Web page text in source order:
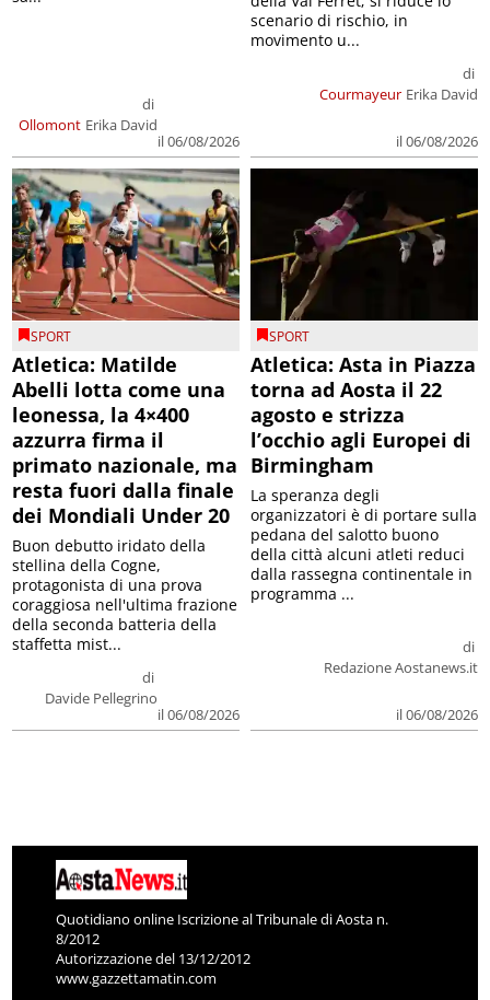
Ollomont
di
Erika David
il 06/08/2026
Courmayeur
di
Erika David
il 06/08/2026
scenario di rischio, in
movimento u...
SPORT
Atletica: Matilde
Abelli lotta come una
leonessa, la 4×400
azzurra firma il
primato nazionale, ma
resta fuori dalla finale
dei Mondiali Under 20
di
Davide Pellegrino
il 06/08/2026
Buon debutto iridato della
stellina della Cogne,
protagonista di una prova
coraggiosa nell'ultima frazione
della seconda batteria della
staffetta mist...
SPORT
Atletica: Asta in Piazza
torna ad Aosta il 22
agosto e strizza
l’occhio agli Europei di
Birmingham
di
Redazione Aostanews.it
il 06/08/2026
La speranza degli
organizzatori è di portare sulla
pedana del salotto buono
della città alcuni atleti reduci
dalla rassegna continentale in
programma ...
Quotidiano online Iscrizione al Tribunale di Aosta n.
8/2012
Autorizzazione del 13/12/2012
www.gazzettamatin.com